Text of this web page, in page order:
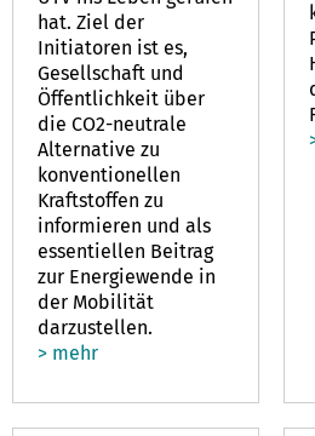
hat. Ziel der
Initiatoren ist es,
Gesellschaft und
Öffentlichkeit über
die CO2-neutrale
Alternative zu
konventionellen
Kraftstoffen zu
informieren und als
essentiellen Beitrag
zur Energiewende in
der Mobilität
darzustellen.
> mehr